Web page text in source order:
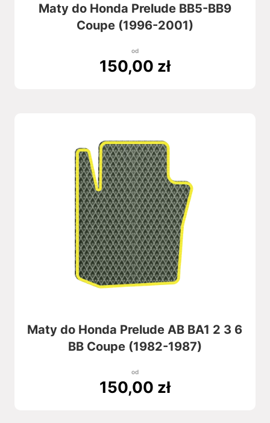
Maty do Honda Prelude BB5-BB9
Coupe (1996-2001)
od
150,00 zł
Maty do Honda Prelude AB BA1 2 3 6
BB Coupe (1982-1987)
od
150,00 zł